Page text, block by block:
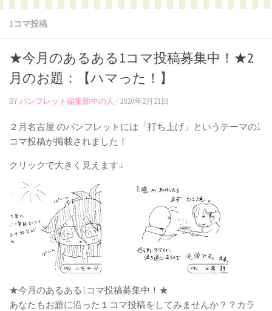
1コマ投稿
★今月のあるある1コマ投稿募集中！★2
月のお題：【ハマった！】
BYパンフレット編集部中の人 · 2020年2月21日
２月名古屋 のパンフレットには「打ち上げ」というテーマの1
コマ投稿が掲載されました！
クリックで大きく見えます↓
★今月のあるある1コマ投稿募集中！★
あなたもお題に沿った１コマ投稿をしてみませんか？？カラ